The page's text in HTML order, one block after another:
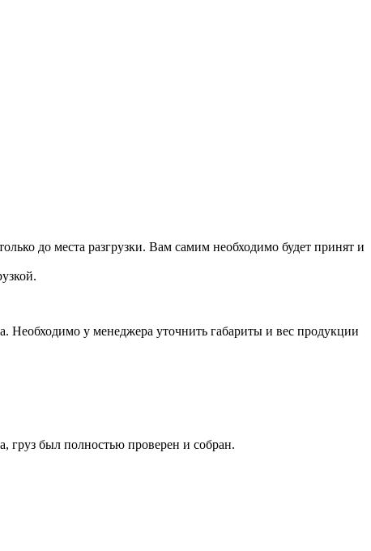
до места разгрузки. Вам самим необходимо будет принят и
Необходимо у менеджера уточнить габариты и вес продукции
груз был полностью проверен и собран.